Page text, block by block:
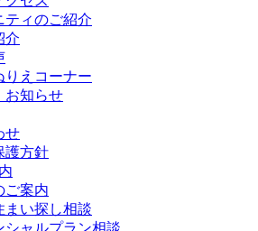
ティのご紹介
介
りえコーナー
お知らせ
せ
護方針
ご案内
まい探し相談
シャルプラン相談